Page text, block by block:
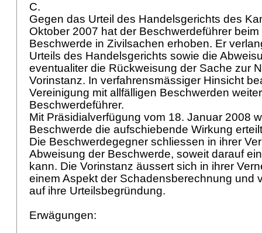
C.
Gegen das Urteil des Handelsgerichts des
Oktober 2007 hat der Beschwerdeführer
Beschwerde in Zivilsachen erhoben. Er
Urteils des Handelsgerichts sowie die
eventualiter die Rückweisung der Sache zur
Vorinstanz. In verfahrensmässiger Hinsicht
Vereinigung mit allfälligen Beschwerden
Beschwerdeführer.
Mit Präsidialverfügung vom 18. Januar 2008
Beschwerde die aufschiebende Wirkung
Die Beschwerdegegner schliessen in ihrer
Abweisung der Beschwerde, soweit darauf
kann. Die Vorinstanz äussert sich in ihrer
einem Aspekt der Schadensberechnung und
auf ihre Urteilsbegründung.
Erwägungen: